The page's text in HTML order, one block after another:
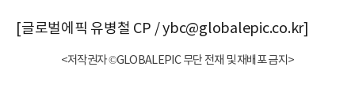
[글로벌에픽 유병철 CP / ybc@globalepic.co.kr]
<저작권자 ©GLOBALEPIC 무단 전재 및 재배포 금지>